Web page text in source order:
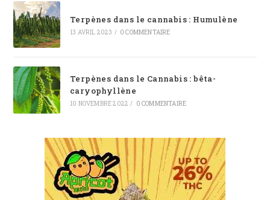
Terpènes dans le cannabis : Humulène
13 AVRIL 2023 / 0 COMMENTAIRE
Terpènes dans le Cannabis : bêta-
caryophyllène
10 NOVEMBRE 2022 / 0 COMMENTAIRE